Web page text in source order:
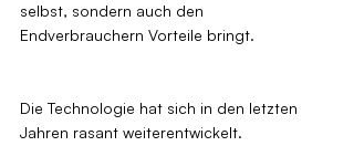
selbst, sondern auch den
Endverbrauchern Vorteile bringt.
Die Technologie hat sich in den letzten
Jahren rasant weiterentwickelt.